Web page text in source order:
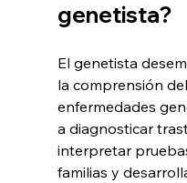
genetista?
El genetista
la comprensión
enfermedades
a diagnosticar
interpretar
familias y